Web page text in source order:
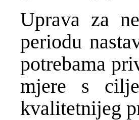
Uprava za
periodu
potrebama
mjere s
kvalitetnijeg